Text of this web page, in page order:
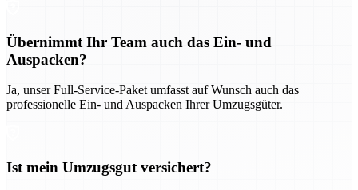
Übernimmt Ihr Team auch das Ein- und
Auspacken?
Ja, unser Full-Service-Paket umfasst auf Wunsch auch das
professionelle Ein- und Auspacken Ihrer Umzugsgüter.
Ist mein Umzugsgut versichert?